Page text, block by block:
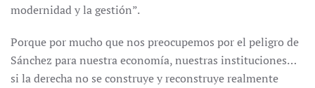
modernidad y la gestión”.
Porque por mucho que nos preocupemos por el peligro de
Sánchez para nuestra economía, nuestras instituciones…
si la derecha no se construye y reconstruye realmente